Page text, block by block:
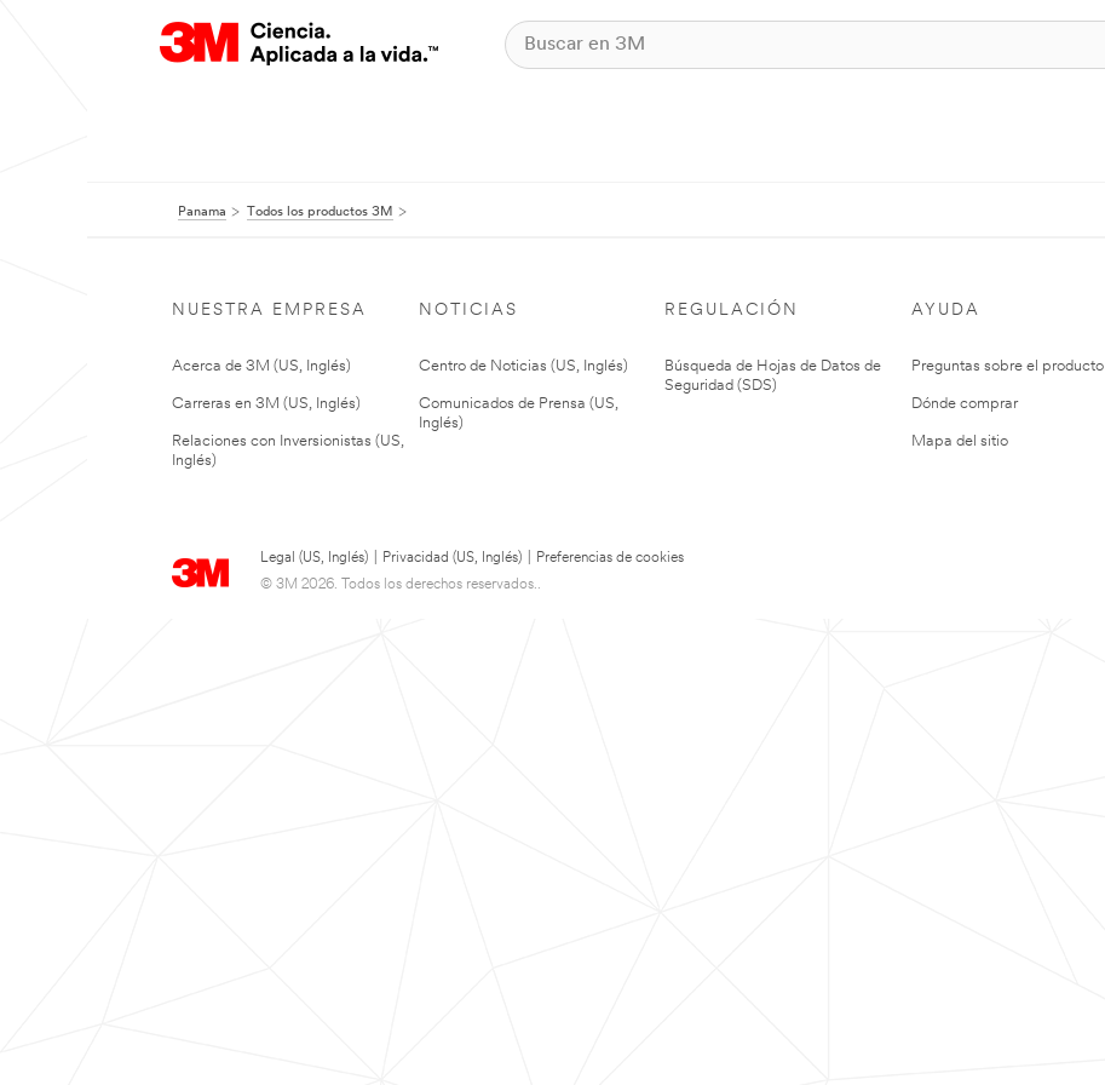
Panama Todos los productos 3M
NUESTRA EMPRESA
Acerca de 3M (US, Inglés)
Carreras en 3M (US, Inglés)
Relaciones con Inversionistas (US,
Inglés)
NOTICIAS
Centro de Noticias (US, Inglés)
Comunicados de Prensa (US,
Inglés)
REGULACIÓN
Búsqueda de Hojas de Datos de
Seguridad (SDS)
AYUDA
Preguntas sobre el producto
Dónde comprar
Mapa del sitio
Legal (US, Inglés) Privacidad (US, Inglés)
Preferencias de cookies
© 3M 2026. Todos los derechos reservados..